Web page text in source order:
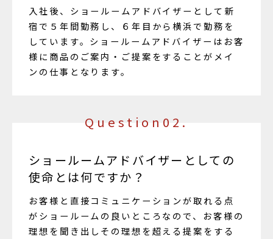
入社後、ショールームアドバイザーとして新
宿で５年間勤務し、６年目から横浜で勤務を
しています。ショールームアドバイザーはお客
様に商品のご案内・ご提案をすることがメイ
ンの仕事となります。
Question02.
ショールームアドバイザーとしての
使命とは何ですか？
お客様と直接コミュニケーションが取れる点
がショールームの良いところなので、お客様の
理想を聞き出しその理想を超える提案をする